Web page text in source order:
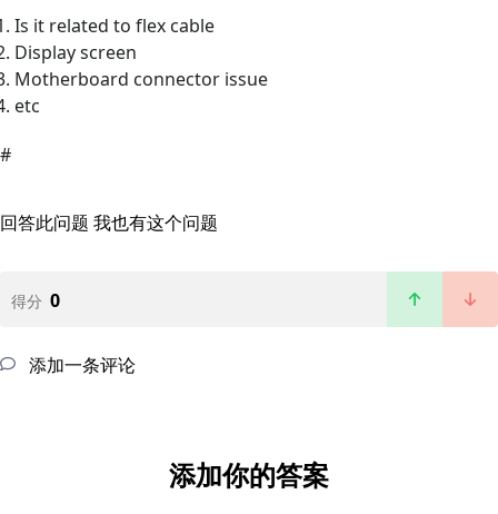
Is it related to flex cable
Display screen
Motherboard connector issue
etc
#
回答此问题 我也有这个问题
得分 0
添加一条评论
添加你的答案